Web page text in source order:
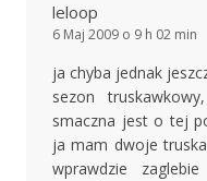
leloop
6 Maj 2009 o 9 h 02 min
ja chyba jednak
sezon
smaczna jest o tej
ja mam dwoje
wprawdzie